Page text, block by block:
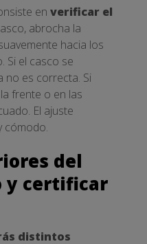
en verificar el
abrocha la
hacia los
Si el casco se
no es correcta. Si
frente o en las
El ajuste
cómodo.
del
y certificar
distintos